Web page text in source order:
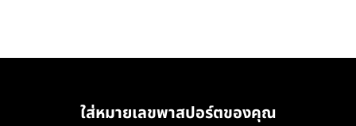
ใส่หมายเลขพาสปอร์ตของคุณ